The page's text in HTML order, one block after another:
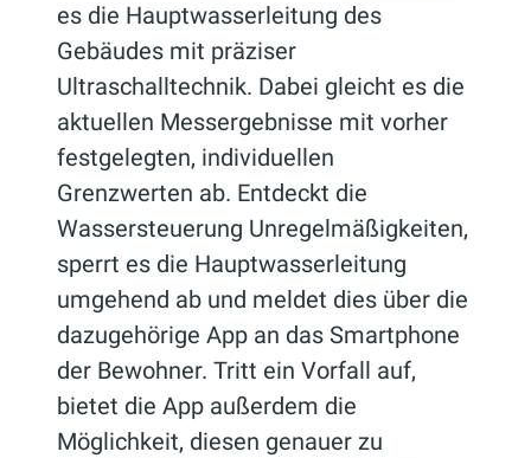
es die Hauptwasserleitung des
Gebäudes mit präziser
Ultraschalltechnik. Dabei gleicht es die
aktuellen Messergebnisse mit vorher
festgelegten, individuellen
Grenzwerten ab. Entdeckt die
Wassersteuerung Unregelmäßigkeiten,
sperrt es die Hauptwasserleitung
umgehend ab und meldet dies über die
dazugehörige App an das Smartphone
der Bewohner. Tritt ein Vorfall auf,
bietet die App außerdem die
Möglichkeit, diesen genauer zu